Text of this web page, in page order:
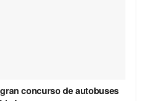
concurso de autobuses